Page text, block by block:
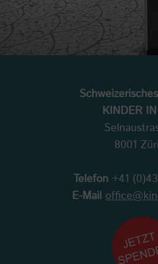
KINDER
8001
Telefon +41
E-Mail